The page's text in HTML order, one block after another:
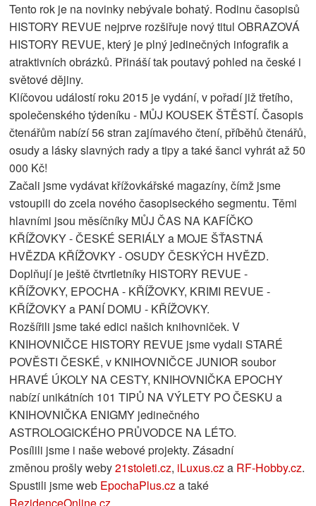
Tento rok je na novinky nebývale bohatý. Rodinu časopisů
HISTORY REVUE nejprve rozšiřuje nový titul OBRAZOVÁ
HISTORY REVUE, který je plný jedinečných infografik a
atraktivních obrázků. Přináší tak poutavý pohled na české i
světové dějiny.
Klíčovou událostí roku 2015 je vydání, v pořadí již třetího,
společenského týdeníku - MŮJ KOUSEK ŠTĚSTÍ. Časopis
čtenářům nabízí 56 stran zajímavého čtení, příběhů čtenářů,
osudy a lásky slavných rady a tipy a také šanci vyhrát až 50
000 Kč!
Začali jsme vydávat křížovkářské magazíny, čímž jsme
vstoupili do zcela nového časopiseckého segmentu. Těmi
hlavními jsou měsíčníky MŮJ ČAS NA KAFÍČKO
KŘÍŽOVKY - ČESKÉ SERIÁLY a MOJE ŠŤASTNÁ
HVĚZDA KŘÍŽOVKY - OSUDY ČESKÝCH HVĚZD.
Doplňují je ještě čtvrtletníky HISTORY REVUE -
KŘÍŽOVKY, EPOCHA - KŘÍŽOVKY, KRIMI REVUE -
KŘÍŽOVKY a PANÍ DOMU - KŘÍŽOVKY.
Rozšířili jsme také edici našich knihovniček. V
KNIHOVNIČCE HISTORY REVUE jsme vydali STARÉ
POVĚSTI ČESKÉ, v KNIHOVNIČCE JUNIOR soubor
HRAVÉ ÚKOLY NA CESTY, KNIHOVNIČKA EPOCHY
nabízí unikátních 101 TIPŮ NA VÝLETY PO ČESKU a
KNIHOVNIČKA ENIGMY jedinečného
ASTROLOGICKÉHO PRŮVODCE NA LÉTO.
Posílili jsme i naše webové projekty. Zásadní
změnou prošly weby21stoleti.cz, iLuxus.cza RF-Hobby.cz.
Spustili jsme web EpochaPlus.cza také